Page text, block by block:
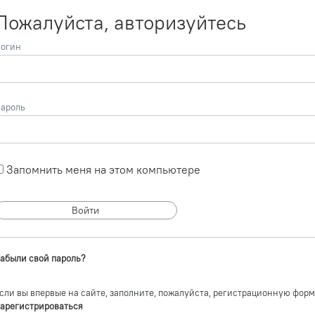
авторизуйтесь
Запомнить меня на этом компьютере
свой пароль?
вы впервые на сайте, заполните, пожалуйста, регистрационную